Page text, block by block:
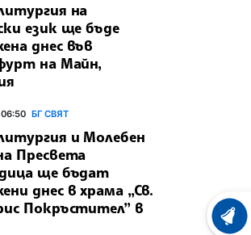
на
език ще бъде
днес във
на Майн,
БГ СВЯТ
и Молебен
Пресвета
ще бъдат
днес в храма „Св.
Покръстител” в